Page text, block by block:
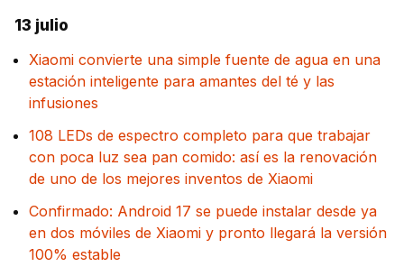
13 julio
Xiaomi convierte una simple fuente de agua en una
estación inteligente para amantes del té y las
infusiones
108 LEDs de espectro completo para que trabajar
con poca luz sea pan comido: así es la renovación
de uno de los mejores inventos de Xiaomi
Confirmado: Android 17 se puede instalar desde ya
en dos móviles de Xiaomi y pronto llegará la versión
100% estable